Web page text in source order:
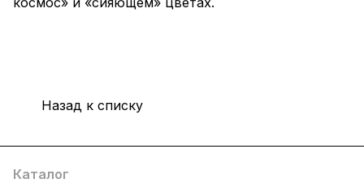
Назад к списку
Каталог